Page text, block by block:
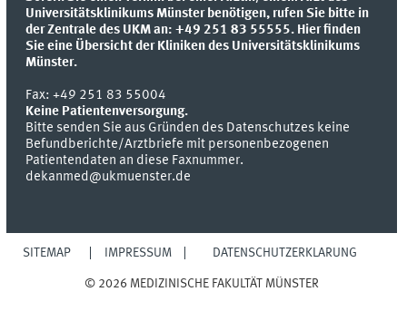
Universitätsklinikums Münster benötigen, rufen Sie bitte in
der Zentrale des UKM an: +49 251 83 55555. Hier finden
Sie eine Übersicht der Kliniken des Universitätsklinikums
Münster.
Fax:+49 251 83 55004
Keine Patientenversorgung.
Bitte senden Sie aus Gründen des Datenschutzes keine
Befundberichte/Arztbriefe mit personenbezogenen
Patientendaten an diese Faxnummer.
dekanmed@ukmuenster.de
SITEMAP IMPRESSUM DATENSCHUTZERKLÄRUNG
© 2026 MEDIZINISCHE FAKULTÄT MÜNSTER